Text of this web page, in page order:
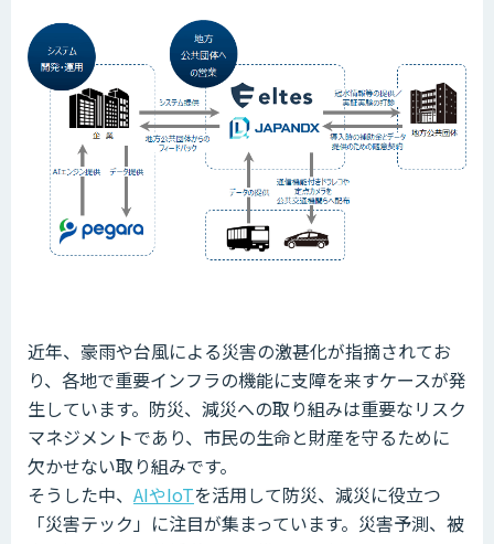
近年、豪雨や台風による災害の激甚化が指摘されてお
り、各地で重要インフラの機能に支障を来すケースが発
生しています。防災、減災への取り組みは重要なリスク
マネジメントであり、市民の生命と財産を守るために
欠かせない取り組みです。
そうした中、 AIやIoTを活用して防災、減災に役立つ
「災害テック」に注目が集まっています。災害予測、被